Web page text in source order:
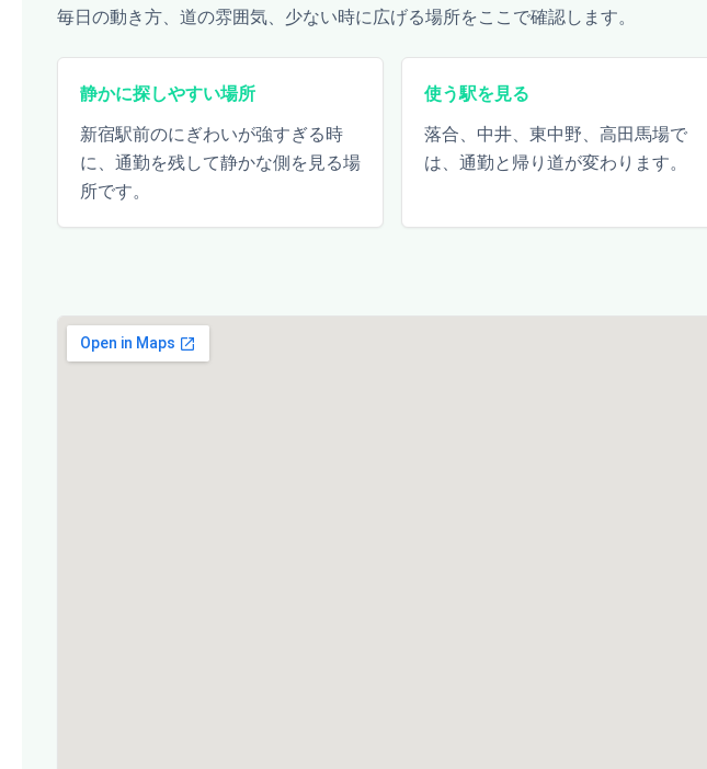
毎日の動き方、道の雰囲気、少ない時に広げる場所をここで確認します。
静かに探しやすい場所
新宿駅前のにぎわいが強すぎる時
に、通勤を残して静かな側を見る場
所です。
使う駅を見る
落合、中井、東中野、高田馬場で
は、通勤と帰り道が変わります。